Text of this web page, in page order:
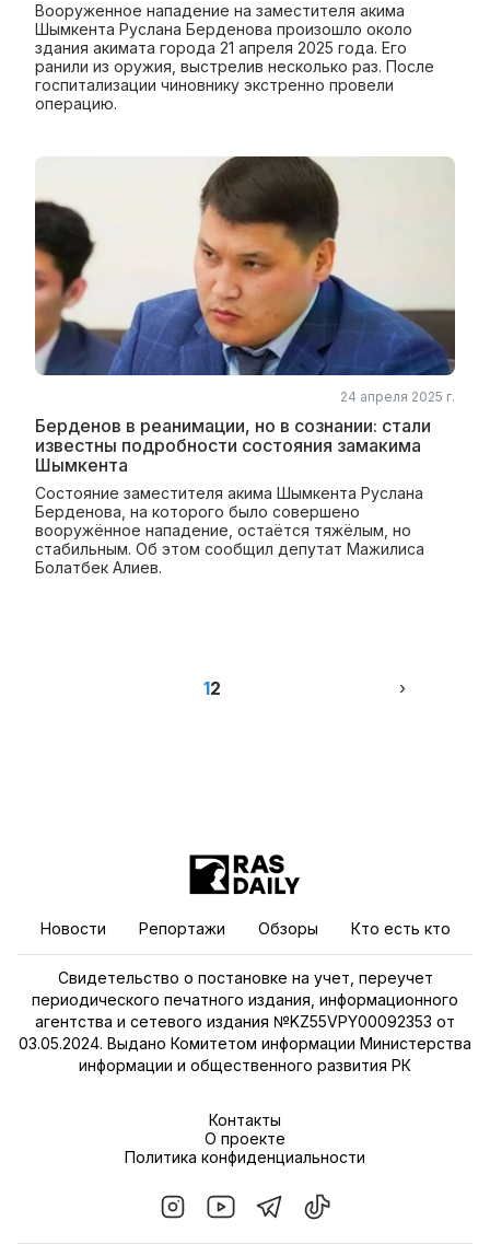
Вооруженное нападение на заместителя акима
Шымкента Руслана Берденова произошло около
здания акимата города 21 апреля 2025 года. Его
ранили из оружия, выстрелив несколько раз. После
госпитализации чиновнику экстренно провели
операцию.
24 апреля 2025 г.
Берденов в реанимации, но в сознании: стали
известны подробности состояния замакима
Шымкента
Состояние заместителя акима Шымкента Руслана
Берденова, на которого было совершено
вооружённое нападение, остаётся тяжёлым, но
стабильным. Об этом сообщил депутат Мажилиса
Болатбек Алиев.
12 ›
Новости Репортажи Обзоры Кто есть кто
Свидетельство о постановке на учет, переучет
периодического печатного издания, информационного
агентства и сетевого издания №KZ55VPY00092353 от
03.05.2024. Выдано Комитетом информации Министерства
информации и общественного развития РК
Контакты
О проекте
Политика конфиденциальности